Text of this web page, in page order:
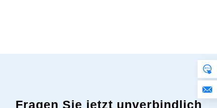
Fragen Sie jetzt unverbindlich